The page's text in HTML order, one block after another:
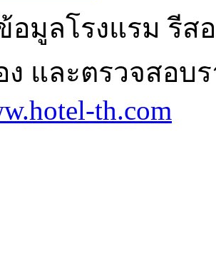
อมูลโรงแรม รีส
ง และตรวจสอ
th.com